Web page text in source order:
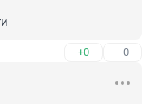
+0 –0